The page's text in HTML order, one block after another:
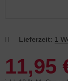
Lieferzeit: 1
11,95